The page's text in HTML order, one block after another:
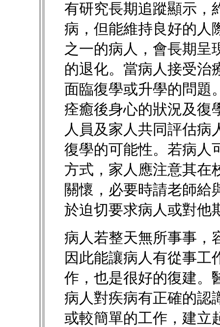
有研究長期追蹤顯示，
病，但能維持良好的人
之一的病人，會長期呈
的退化。當病人接受治
面臨復學或升學的問題
痊癒後身心的狀況及復
人員及家人共同評估病
復學的可能性。若病人
方式，家人應注意其在
關懷，必要時請老師給
於迫切要求病人或對他
病人若整天無所事事，
因此能讓病人有從事工
作，也是很好的復建。
病人對疾病有正確的認
或較簡單的工作，建立